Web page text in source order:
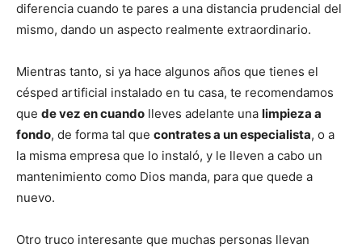
diferencia cuando te pares a una distancia prudencial del
mismo, dando un aspecto realmente extraordinario.
Mientras tanto, si ya hace algunos años que tienes el
césped artificial instalado en tu casa, te recomendamos
que de vez en cuando lleves adelante una limpieza a
fondo, de forma tal que contrates a un especialista, o a
la misma empresa que lo instaló, y le lleven a cabo un
mantenimiento como Dios manda, para que quede a
nuevo.
Otro truco interesante que muchas personas llevan